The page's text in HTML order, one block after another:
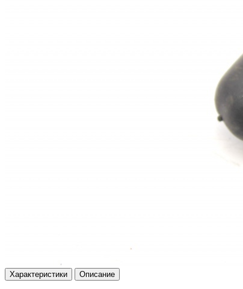
Характеристики Описание